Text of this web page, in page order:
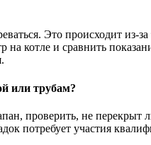
Это происходит из-
котле и сравнить
или трубам?
проверить, не перекрыт
потребует участия